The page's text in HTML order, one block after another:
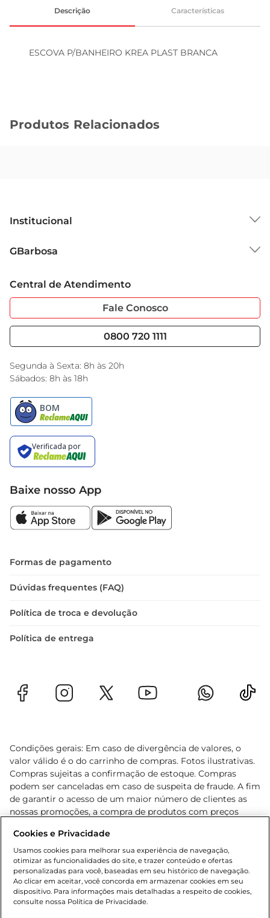
Descrição Características
ESCOVA P/BANHEIRO KREA PLAST BRANCA
Produtos Relacionados
Institucional
Grupo Cencosud
Sobre Privacidade
Portal do Fornecedo
Nossas Lojas
GBarbosa
Garantia Estendida
Serviços
Black Friday
Encarte do Dia
Central de Atendimento
Fale Conosco
0800 720 1111
Segunda à Sexta: 8h às 20h
Sábados: 8h às 18h
Baixe nosso App
Formas de pagamento
Dúvidas frequentes (FAQ)
Política de troca e devolução
Política de entrega
Condições gerais: Em caso de divergência de valores, o
valor válido é o do carrinho de compras. Fotos ilustrativas.
Compras sujeitas a confirmação de estoque. Compras
podem ser canceladas em caso de suspeita de fraude. A fim
de garantir o acesso de um maior número de clientes as
nossas promoções, a compra de produtos com preços
cliente. Os preços, ofertas e condições são exclusivos para
o e-commerce e válidos durante o dia de hoje, podendo
sofrer alterações sem prévia notificação. Proibida a venda
de bebidas alcoólicas para menores de 18 anos, conforme
Lei n.º 8069/90, art. 81, inciso II (Estatuto da Criança e do
Adolescente). Preços e condições exclusivos para o
Cookies e Privacidade
Usamos cookies para melhorar sua experiência de navegação,
otimizar as funcionalidades do site, e trazer conteúdo e ofertas
personalizadas para você, baseadas em seu histórico de navegação.
Ao clicar em aceitar, você concorda em armazenar cookies em seu
dispositivo. Para informações mais detalhadas a respeito de cookies,
consulte nossa Política de Privacidade.